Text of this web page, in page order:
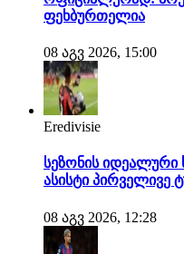
ფეხბურთელია
08 აგვ 2026, 15:00
Eredivisie
სეზონის იდეალური
ასისტი პირველივე
08 აგვ 2026, 12:28